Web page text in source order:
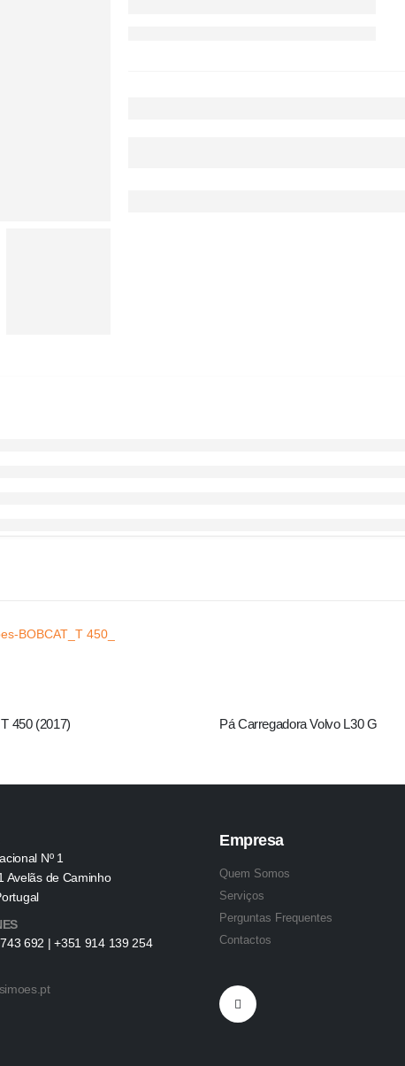
450 (2017) Pá Carregadora Volvo L30 G
Nº 1
Avelãs de Caminho
692 | +351 914 139 254
Empresa
Quem Somos
Serviços
Perguntas Frequentes
Contactos